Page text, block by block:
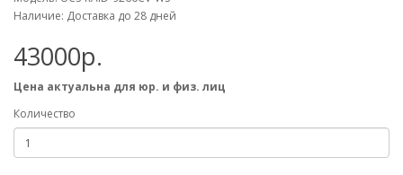
Наличие: Доставка до 28 дней
43000р.
Цена актуальна для юр. и физ. лиц
Количество